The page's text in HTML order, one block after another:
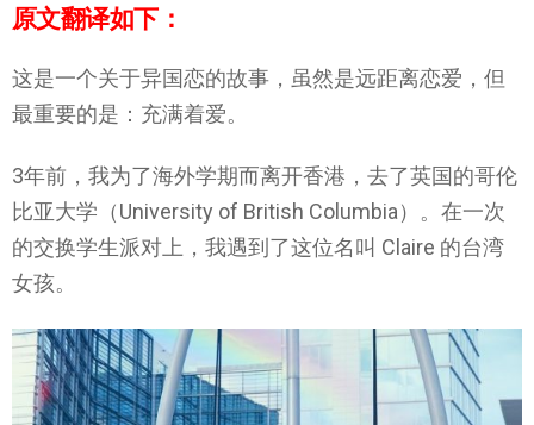
原文翻译如下：
这是一个关于异国恋的故事，虽然是远距离恋爱，但
最重要的是：充满着爱。
3年前，我为了海外学期而离开香港，去了英国的哥伦
比亚大学（University of British Columbia）。在一次
的交换学生派对上，我遇到了这位名叫 Claire 的台湾
女孩。